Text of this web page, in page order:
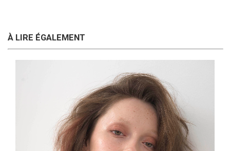
À LIRE ÉGALEMENT